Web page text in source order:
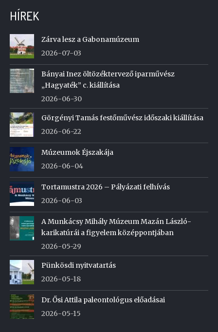
HÍREK
Zárva lesz a Gabonamúzeum
2026-07-03
Bányai Inez öltözéktervező iparművész
„Hagyaték” c. kiállítása
2026-06-30
Görgényi Tamás festőművész időszaki kiállítása
2026-06-22
Múzeumok Éjszakája
2026-06-04
Tortamustra 2026 – Pályázati felhívás
2026-06-03
A Munkácsy Mihály Múzeum Mazán László-
karikatúrái a figyelem középpontjában
2026-05-29
Pünkösdi nyitvatartás
2026-05-18
Dr. Ősi Attila paleontológus előadásai
2026-05-15